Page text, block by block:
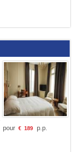
pour € 189p.p.